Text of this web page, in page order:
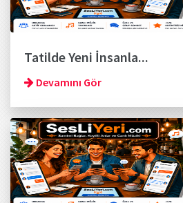
Tatilde Yeni İnsanla...
Devamını Gör